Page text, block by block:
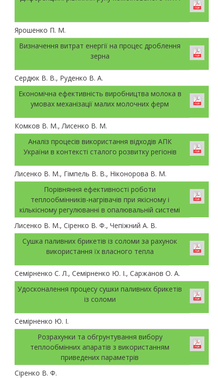
Ярошенко П. М.
Визначення витрат енергії на процес дроблення
зерна
Сердюк В. В., Руденко В. А.
Економічна ефективність виробництва молока в
умовах механізації малих молочних ферм
Комков В. М., Лисенко В. М.
Аналіз процесів використання відходів АПК
України в контексті сталого розвитку регіонів
Лисенко В. М., Гімпель В. В., Ніконорова В. М.
Порівняння ефективності роботи
теплообмінників-нагрівачів при якісному і
кількісному регулюванні в опалювальній системі
Лисенко В. М., Сіренко В. Ф., Чепіжний А. В.
Сушка паливних брикетів із соломи за рахунок
використання їх власного тепла
Семірненко С. Л., Семірненко Ю. І., Саржанов О. А.
Удосконалення процесу сушки паливних брикетів
із соломи
Семірненко Ю. І.
Розрахунки та обгрунтування вибору
теплообмінних апаратів з використанням
приведених параметрів
Сіренко В. Ф.